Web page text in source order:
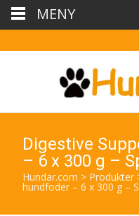
Digestive
– 6 x 300 g –
Hundar.com > Produkter
hundfoder – 6 x 300 g –
MENY